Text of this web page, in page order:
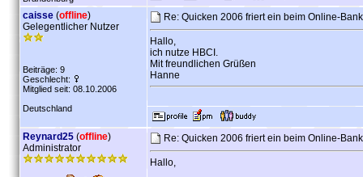
caisse (offline)
Gelegentlicher Nutzer
Beiträge: 9
Geschlecht:
Mitglied seit: 08.10.2006
Deutschland
Re: Quicken 2006 friert ein beim Online-
Hallo,
ich nutze HBCI.
Mit freundlichen Grüßen
Hanne
Reynard25 (offline)
Administrator
Re: Quicken 2006 friert ein beim Online-
Hallo,